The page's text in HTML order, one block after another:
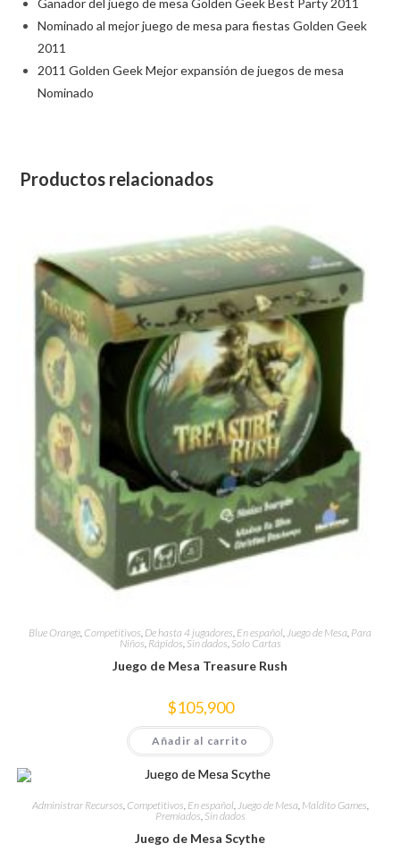
Nominado al mejor juego de mesa para fiestas Golden Geek
2011
2011 Golden Geek Mejor expansión de juegos de mesa
Nominado
Productos relacionados
Blue Orange, Competitivos, De hasta 4 jugadores, En español,Juego de Mesa, Para
Niños, Rápidos, Sin dados, Solo Cartas
Juego de Mesa Treasure Rush
$105,900
Añadir al carrito
Administrar Recursos Competitivos En español, Juego de Mesa Maldito Games
Premiados Sin dados
Juego de Mesa Scythe